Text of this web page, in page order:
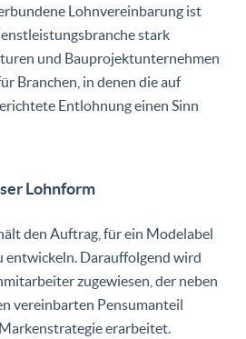
Lohnvereinbarung ist
stark
und Bauprojektunternehmen
Branchen, in denen die auf
Entlohnung einen Sinn
Lohnform
den Auftrag, für ein Modelabel
entwickeln. Darauffolgend wird
zugewiesen, der neben
vereinbarten Pensumanteil
erarbeitet.